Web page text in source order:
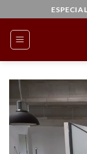
al
contenido